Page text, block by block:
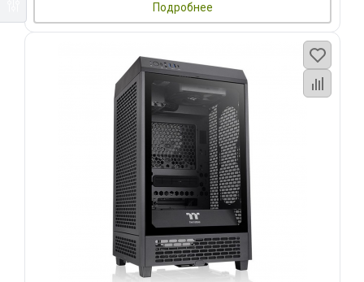
Подробнее